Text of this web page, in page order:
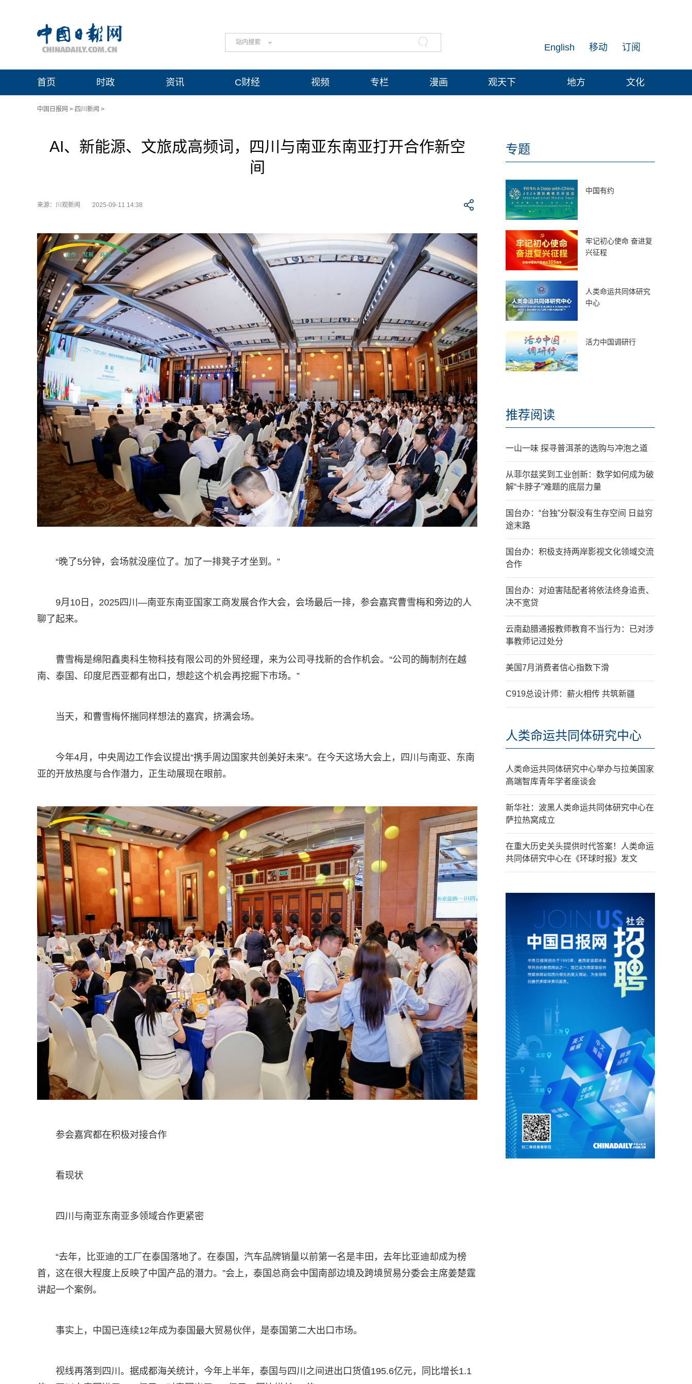
站内搜索 订阅
移动
English
首页 时政 资讯 C财经 视频 专栏 漫画 观天下 地方 文化
中国日报网 > 四川新闻 >
AI、新能源、文旅成高频词，四川与南亚东南亚打开合作新空
间
来源：川观新闻 2025-09-11 14:38
“晚了5分钟，会场就没座位了。加了一排凳子才坐到。”
9月10日，2025四川—南亚东南亚国家工商发展合作大会，会场最后一排，参会嘉宾曹雪梅和旁边的人
聊了起来。
曹雪梅是绵阳鑫奥科生物科技有限公司的外贸经理，来为公司寻找新的合作机会。“公司的酶制剂在越
南、泰国、印度尼西亚都有出口，想趁这个机会再挖掘下市场。”
当天，和曹雪梅怀揣同样想法的嘉宾，挤满会场。
今年4月，中央周边工作会议提出“携手周边国家共创美好未来”。在今天这场大会上，四川与南亚、东南
亚的开放热度与合作潜力，正生动展现在眼前。
参会嘉宾都在积极对接合作
看现状
四川与南亚东南亚多领域合作更紧密
“去年，比亚迪的工厂在泰国落地了。在泰国，汽车品牌销量以前第一名是丰田，去年比亚迪却成为榜
首，这在很大程度上反映了中国产品的潜力。”会上，泰国总商会中国南部边境及跨境贸易分委会主席姜楚霆
讲起一个案例。
事实上，中国已连续12年成为泰国最大贸易伙伴，是泰国第二大出口市场。
视线再落到四川。据成都海关统计，今年上半年，泰国与四川之间进出口货值195.6亿元，同比增长1.1
专题
中国有约
牢记初心使命 奋进复
兴征程
人类命运共同体研究
中心
活力中国调研行
推荐阅读
一山一味 探寻普洱茶的选购与冲泡之道
从菲尔兹奖到工业创新：数学如何成为破
解“卡脖子”难题的底层力量
国台办：“台独”分裂没有生存空间 日益穷
途末路
国台办：积极支持两岸影视文化领域交流
合作
国台办：对迫害陆配者将依法终身追责、
决不宽贷
云南勐腊通报教师教育不当行为：已对涉
事教师记过处分
美国7月消费者信心指数下滑
C919总设计师：薪火相传 共筑新疆
人类命运共同体研究中心
人类命运共同体研究中心举办与拉美国家
高端智库青年学者座谈会
新华社：波黑人类命运共同体研究中心在
萨拉热窝成立
在重大历史关头提供时代答案！人类命运
共同体研究中心在《环球时报》发文